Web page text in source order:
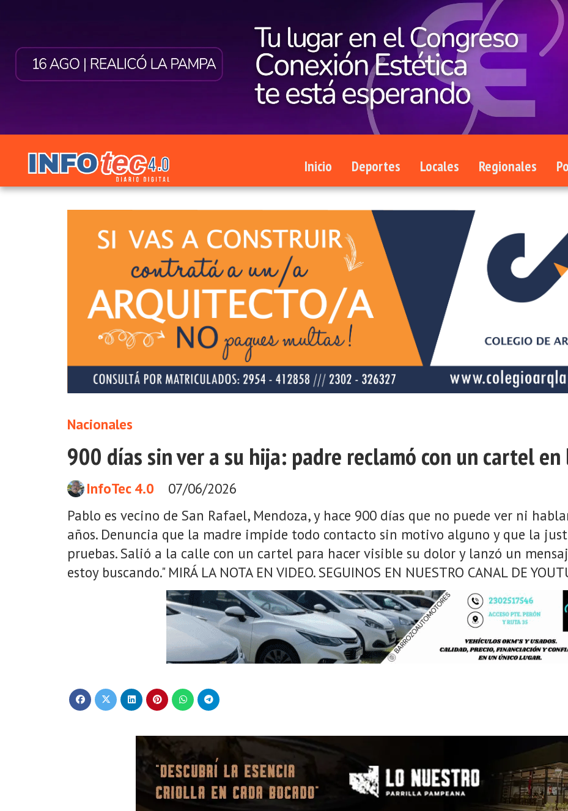
Inicio Deportes Locales Regionales
900 días sin ver a su hija: padre reclamó con un cartel
Pablo es vecino de San Rafael, Mendoza, y hace 900 días que no puede ver ni
años. Denuncia que la madre impide todo contacto sin motivo alguno y que la
pruebas. Salió a la calle con un cartel para hacer visible su dolor y lanzó un
estoy buscando." MIRÁ LA NOTA EN VIDEO. SEGUINOS EN NUESTRO CANAL DE
Nacionales
07/06/2026
InfoTec 4.0